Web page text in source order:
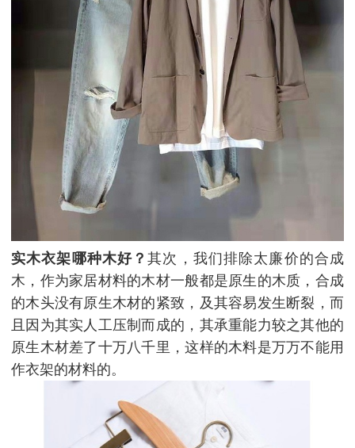
实木衣架哪种木好？其次，我们排除太廉价的合成
木，作为家居材料的木材一般都是原生的木质，合成
的木头没有原生木材的紧致，及其容易发生断裂，而
且因为其实人工压制而成的，其承重能力较之其他的
原生木材差了十万八千里，这样的木料是万万不能用
作衣架的材料的。